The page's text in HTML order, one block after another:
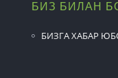
БИЗ БИЛАН
БИЗГА ХАБАР